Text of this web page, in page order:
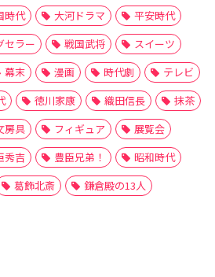
時代 大河ドラマ
平安時代
セラー 戦国武将
スイーツ
幕末 漫画 時代劇
テレビ
徳川家康 織田信長
抹茶
房具 フィギュア
展覧会
秀吉 豊臣兄弟！
昭和時代
葛飾北斎 鎌倉殿の13人